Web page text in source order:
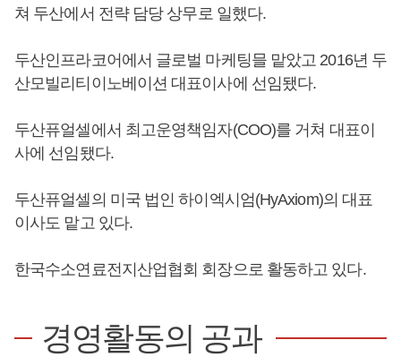
쳐 두산에서 전략 담당 상무로 일했다.
두산인프라코어에서 글로벌 마케팅믈 맡았고 2016년 두
산모빌리티이노베이션 대표이사에 선임됐다.
두산퓨얼셀에서 최고운영책임자(COO)를 거쳐 대표이
사에 선임됐다.
두산퓨얼셀의 미국 법인 하이엑시엄(HyAxiom)의 대표
이사도 맡고 있다.
한국수소연료전지산업협회 회장으로 활동하고 있다.
경영활동의 공과